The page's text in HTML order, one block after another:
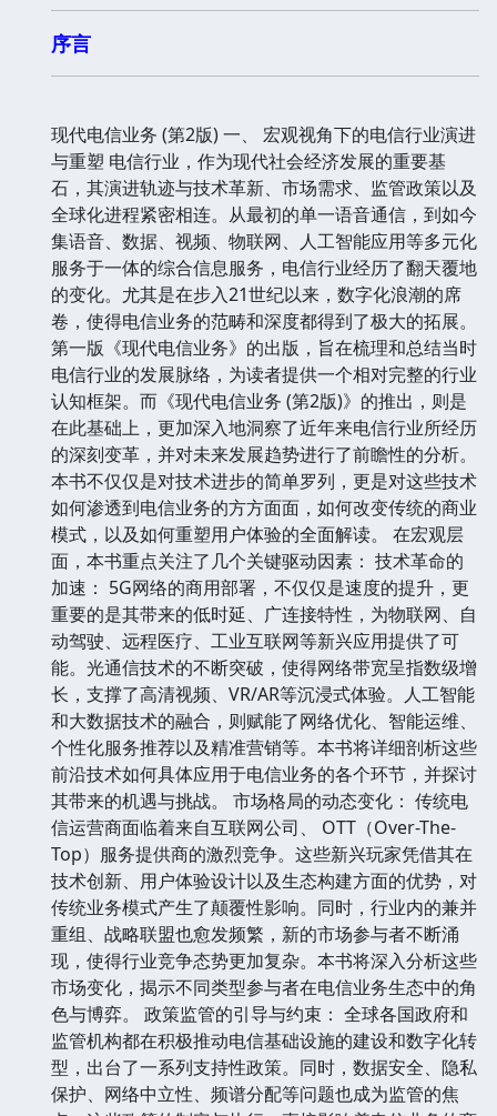
序言
现代电信业务 (第2版) 一、 宏观视角下的电信行业演进
与重塑 电信行业，作为现代社会经济发展的重要基
石，其演进轨迹与技术革新、市场需求、监管政策以及
全球化进程紧密相连。从最初的单一语音通信，到如今
集语音、数据、视频、物联网、人工智能应用等多元化
服务于一体的综合信息服务，电信行业经历了翻天覆地
的变化。尤其是在步入21世纪以来，数字化浪潮的席
卷，使得电信业务的范畴和深度都得到了极大的拓展。
第一版《现代电信业务》的出版，旨在梳理和总结当时
电信行业的发展脉络，为读者提供一个相对完整的行业
认知框架。而《现代电信业务 (第2版)》的推出，则是
在此基础上，更加深入地洞察了近年来电信行业所经历
的深刻变革，并对未来发展趋势进行了前瞻性的分析。
本书不仅仅是对技术进步的简单罗列，更是对这些技术
如何渗透到电信业务的方方面面，如何改变传统的商业
模式，以及如何重塑用户体验的全面解读。 在宏观层
面，本书重点关注了几个关键驱动因素： 技术革命的
加速： 5G网络的商用部署，不仅仅是速度的提升，更
重要的是其带来的低时延、广连接特性，为物联网、自
动驾驶、远程医疗、工业互联网等新兴应用提供了可
能。光通信技术的不断突破，使得网络带宽呈指数级增
长，支撑了高清视频、VR/AR等沉浸式体验。人工智能
和大数据技术的融合，则赋能了网络优化、智能运维、
个性化服务推荐以及精准营销等。本书将详细剖析这些
前沿技术如何具体应用于电信业务的各个环节，并探讨
其带来的机遇与挑战。 市场格局的动态变化： 传统电
信运营商面临着来自互联网公司、 OTT（Over-The-
Top）服务提供商的激烈竞争。这些新兴玩家凭借其在
技术创新、用户体验设计以及生态构建方面的优势，对
传统业务模式产生了颠覆性影响。同时，行业内的兼并
重组、战略联盟也愈发频繁，新的市场参与者不断涌
现，使得行业竞争态势更加复杂。本书将深入分析这些
市场变化，揭示不同类型参与者在电信业务生态中的角
色与博弈。 政策监管的引导与约束： 全球各国政府和
监管机构都在积极推动电信基础设施的建设和数字化转
型，出台了一系列支持性政策。同时，数据安全、隐私
保护、网络中立性、频谱分配等问题也成为监管的焦